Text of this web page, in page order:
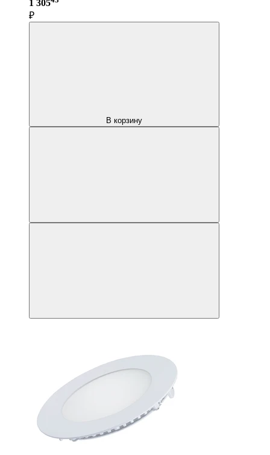
1 305
₽
В корзину